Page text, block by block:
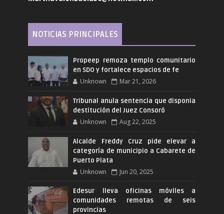
NOTICIAS PRINCIPALES
Propeep remoza templo comunitario
en SDO y fortalece espacios de fe
Unknown Mar 21, 2026
Tribunal anula sentencia que disponia
destitución del Juez Consoró
Unknown Aug 22, 2025
Alcalde Freddy Cruz pide elevar a
categoría de municipio a Cabarete de
Puerto Plata
Unknown Jun 20, 2025
Edesur lleva oficinas móviles a
comunidades remotas de seis
provincias